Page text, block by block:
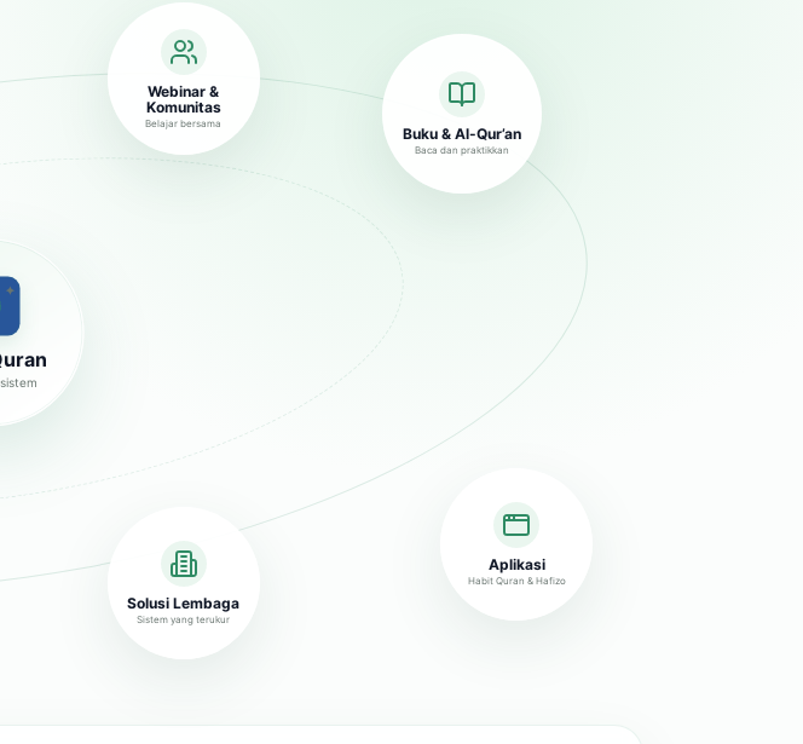
✦
Buku & Al-Qur’an
Baca dan praktikkan
Solusi Lembaga
Sistem yang terukur
Aplikasi
Habit Quran & Hafizo
Webinar &
Komunitas
Belajar bersama